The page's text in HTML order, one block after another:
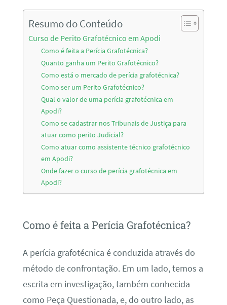
Resumo do Conteúdo
Curso de Perito Grafotécnico em Apodi
Como é feita a Perícia Grafotécnica?
Quanto ganha um Perito Grafotécnico?
Como está o mercado de perícia grafotécnica?
Como ser um Perito Grafotécnico?
Qual o valor de uma perícia grafotécnica em
Apodi?
Como se cadastrar nos Tribunais de Justiça para
atuar como perito Judicial?
Como atuar como assistente técnico grafotécnico
em Apodi?
Onde fazer o curso de perícia grafotécnica em
Apodi?
Como é feita a Perícia Grafotécnica?
A perícia grafotécnica é conduzida através do
método de confrontação. Em um lado, temos a
escrita em investigação, também conhecida
como Peça Questionada, e, do outro lado, as